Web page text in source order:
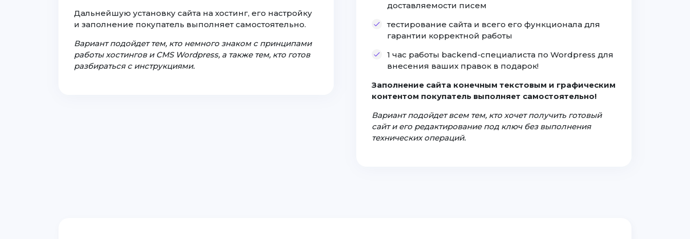
Дальнейшую установку сайта на хостинг, его настройку
и заполнение покупатель выполняет самостоятельно.
Вариант подойдет тем, кто немного знаком с принципами
работы хостингов и CMS Wordpress, а также тем, кто готов
разбираться с инструкциями.
доставляемости писем
тестирование сайта и всего его функционала для
гарантии корректной работы
1 час работы backend-специалиста по Wordpress для
внесения ваших правок в подарок!
Заполнение сайта конечным текстовым и графическим
контентом покупатель выполняет самостоятельно!
Вариант подойдет всем тем, кто хочет получить готовый
сайт и его редактирование под ключ без выполнения
технических операций.